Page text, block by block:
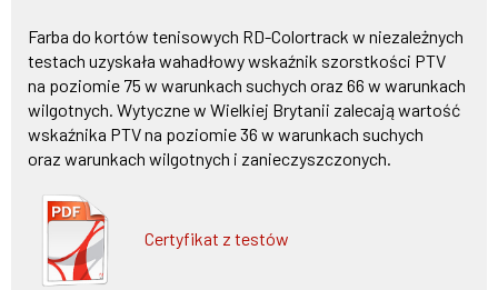
Farba do kortów tenisowych RD-Colortrack w niezależnych
testach uzyskała wahadłowy wskaźnik szorstkości PTV
na poziomie 75 w warunkach suchych oraz 66 w warunkach
wilgotnych. Wytyczne w Wielkiej Brytanii zalecają wartość
wskaźnika PTV na poziomie 36 w warunkach suchych
oraz warunkach wilgotnych i zanieczyszczonych.
Certyfikat z testów